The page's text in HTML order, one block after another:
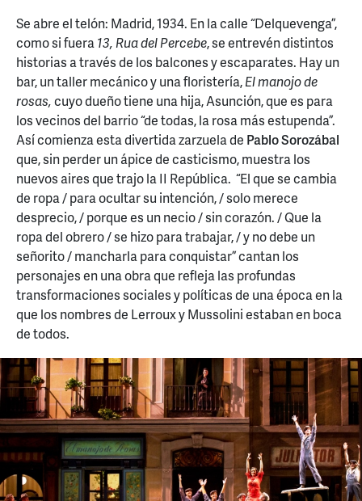
Se abre el telón: Madrid, 1934. En la calle “Delquevenga”,
como si fuera13, Rua del Percebe, se entrevén distintos
historias a través de los balcones y escaparates. Hay un
bar, un taller mecánico y una floristería,El manojo de
rosas,cuyo dueño tiene una hija, Asunción, que es para
los vecinos del barrio “de todas, la rosa más estupenda”.
Así comienza esta divertida zarzuela de Pablo Sorozábal
que, sin perder un ápice de casticismo, muestra los
nuevos aires que trajo la II República. “El que se cambia
de ropa / para ocultar su intención, / solo merece
desprecio, / porque es un necio / sin corazón. / Que la
ropa del obrero / se hizo para trabajar, / y no debe un
señorito / mancharla para conquistar” cantan los
personajes en una obra que refleja las profundas
transformaciones sociales y políticas de una época en la
que los nombres de Lerroux y Mussolini estaban en boca
de todos.